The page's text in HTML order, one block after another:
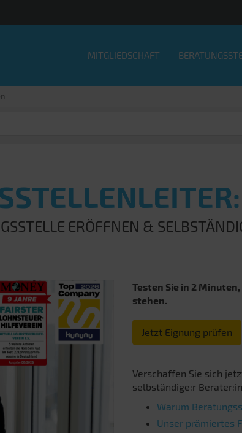
MITGLIEDSCHAFT
ERÖFFNEN &
Testen Sie in 2
stehen.
Jetzt Eignung prüfen
Verschaffen Sie sich
selbständige:r
Warum
Unser prämiertes